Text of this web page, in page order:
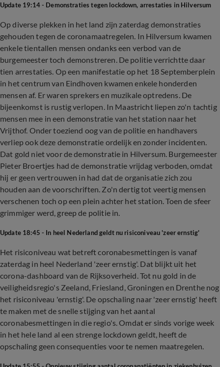
Update 19:14 - Demonstraties tegen lockdown, arrestaties in Hilversum
Op diverse plekken in het land zijn zaterdag demonstraties
gehouden tegen de coronamaatregelen. In Hilversum kwamen
enkele tientallen mensen ondanks een verbod van de
burgemeester toch demonstreren. De politie verrichtte daar
tien arrestaties. Op een manifestatie op het 18 Septemberplein
in het centrum van Eindhoven kwamen enkele honderden
mensen af. Er waren sprekers en muzikale optredens. De
bijeenkomst is rustig verlopen. In Maastricht liepen zo'n tachtig
mensen mee in een demonstratie van het station naar het
Vrijthof. Onder toeziend oog van de politie en handhavers
verliep ook deze demonstratie ordelijk en zonder incidenten.
Dat gold niet voor de demonstratie in Hilversum. Burgemeester
Pieter Broertjes had de demonstratie vrijdag verboden, omdat
hij er geen vertrouwen in had dat de organisatie zich zou
houden aan de voorschriften. Zo'n dertig tot veertig mensen
verschenen toch op een plein achter het station. Toen de sfeer
grimmiger werd, greep de politie in.
Update 18:45 - In heel Nederland geldt nu risiconiveau 'zeer ernstig'
Het risiconiveau wat betreft coronabesmettingen is vanaf
zaterdag in heel Nederland 'zeer ernstig'. Dat blijkt uit het
corona-dashboard van de Rijksoverheid. Tot nu gold in de
veiligheidsregio's Zeeland, Friesland, Groningen en Drenthe nog
het risiconiveau 'ernstig'. De opschaling naar 'zeer ernstig' heeft
te maken met de snelle stijging van het aantal
coronabesmettingen in die regio's. Omdat er sinds vorige week
in het hele land al een strenge lockdown geldt, heeft de
opschaling geen consequenties voor te nemen maatregelen.